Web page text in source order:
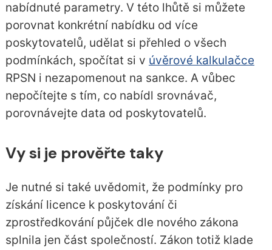
nabídnuté parametry. V této lhůtě si můžete
porovnat konkrétní nabídku od více
poskytovatelů, udělat si přehled o všech
podmínkách, spočítat si v úvěrové kalkulačce
RPSN i nezapomenout na sankce. A vůbec
nepočítejte s tím, co nabídl srovnávač,
porovnávejte data od poskytovatelů.
Vy si je prověřte taky
Je nutné si také uvědomit, že podmínky pro
získání licence k poskytování či
zprostředkování půjček dle nového zákona
splnila jen část společností. Zákon totiž klade